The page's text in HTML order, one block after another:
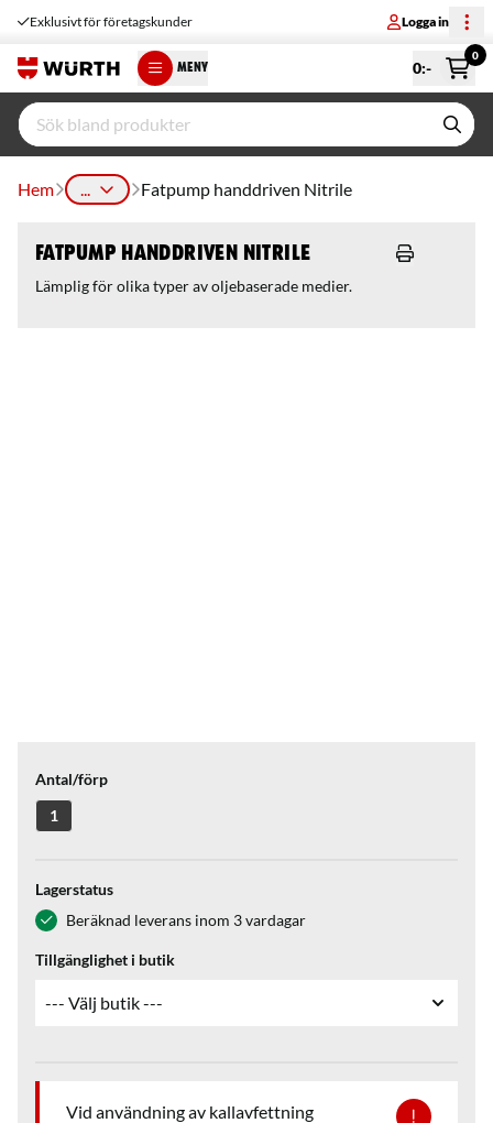
Exklusivt för företagskunder Logga in
MENY 0:-
0
Hem ... Fatpump handdriven Nitrile
Fatpump handdriven Nitrile
Lämplig för olika typer av oljebaserade medier.
Antal/förp
1
Lagerstatus
Beräknad leverans inom 3 vardagar
Tillgänglighet i butik
Vid användning av kallavfettning